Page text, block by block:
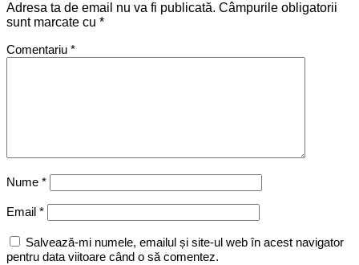
Adresa ta de email nu va fi publicată. Câmpurile obligatorii
sunt marcate cu *
Comentariu *
Nume *
Email *
Salvează-mi numele, emailul și site-ul web în acest navigator
pentru data viitoare când o să comentez.